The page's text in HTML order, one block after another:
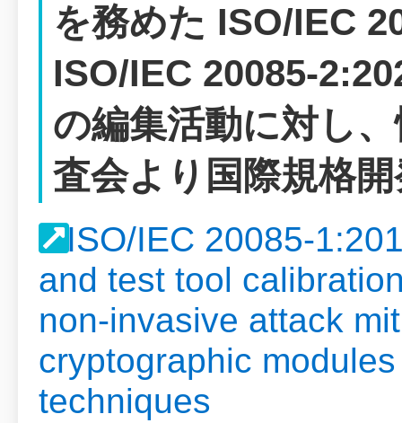
を務めた ISO/IEC
ISO/IEC 20085-
の編集活動に対し
査会より国際規格
ISO/IEC 20085-
and test tool
non-invasive attack
cryptographic
techniques